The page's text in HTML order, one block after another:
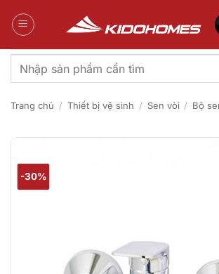
qua
Tìm
kiếm:
Trang chủ / Thiết bị vệ sinh / Sen vòi / Bộ
-30%